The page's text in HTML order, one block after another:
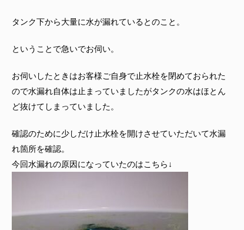
タンク下から大量に水が漏れているとのこと。
ということで急いでお伺い。
お伺いしたときはお客様ご自身で止水栓を閉めておられた
ので水漏れ自体は止まっていましたがタンクの水はほとん
ど抜けてしまっていました。
確認のために少しだけ止水栓を開けさせていただいて水漏
れ箇所を確認。
今回水漏れの原因になっていたのはこちら↓